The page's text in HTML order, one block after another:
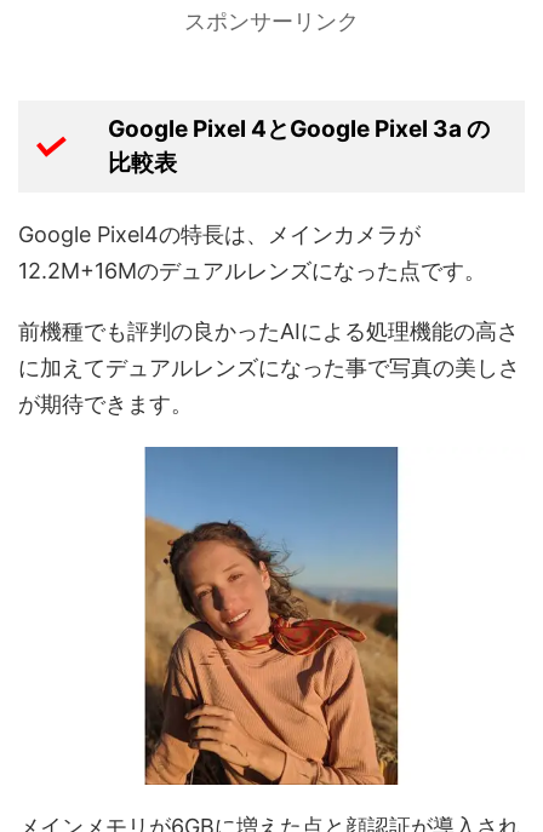
スポンサーリンク
Google Pixel 4とGoogle Pixel 3a の
比較表
Google Pixel4の特長は、メインカメラが
12.2M+16Mのデュアルレンズになった点です。
前機種でも評判の良かったAIによる処理機能の高さ
に加えてデュアルレンズになった事で写真の美しさ
が期待できます。
メインメモリが6GBに増えた点と顔認証が導入され